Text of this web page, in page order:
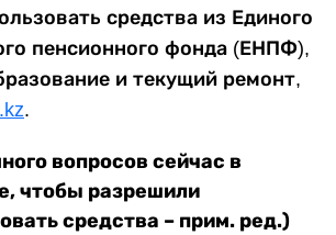
средства из Единого
пенсионного фонда (ЕНПФ),
и текущий ремонт,
.
вопросов сейчас в
чтобы разрешили
средства – прим. ред.)